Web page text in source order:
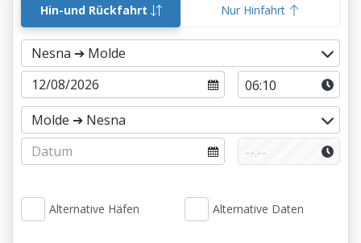
Hin-und Rückfahrt Nur Hinfahrt
Alternative Häfen Alternative Daten